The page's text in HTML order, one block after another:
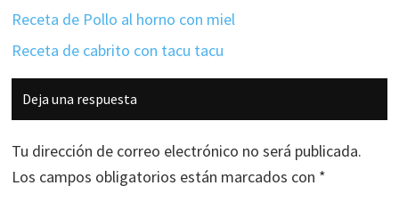
Receta de Pollo al horno con miel
Receta de cabrito con tacu tacu
Interacciones
con
los
lectores
Deja una respuesta
Tu dirección de correo electrónico no será publicada.
Los campos obligatorios están marcados con *